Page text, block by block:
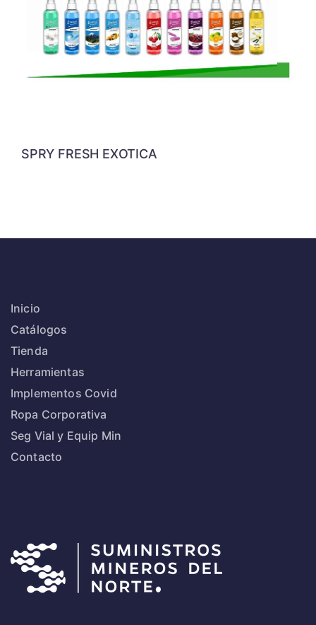
SPRY FRESH EXOTICA
Inicio
Catálogos
Tienda
Herramientas
Implementos Covid
Ropa Corporativa
Seg Vial y Equip Min
Contacto